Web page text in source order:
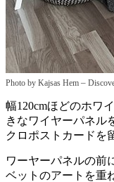
Photo by Kajsas Hem –
幅120cmほどのホワ
きなワイヤーパネル
クロポストカードを
ワーヤーパネルの前
ベットのアートを重